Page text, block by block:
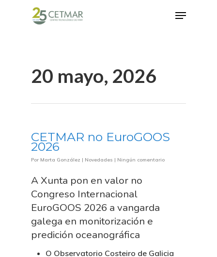
20 mayo, 2026
CETMAR no EuroGOOS
2026
Por Marta González | Novedades | Ningún comentario
A Xunta pon en valor no
Congreso Internacional
EuroGOOS 2026 a vangarda
galega en monitorización e
predición oceanográfica
O Observatorio Costeiro de Galicia